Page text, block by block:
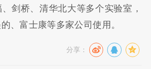
剑桥、清华北大等多个实验室，
、富士康等多家公司使用。
分享：